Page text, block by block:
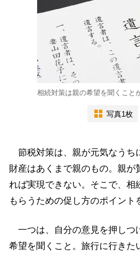
相続対策は親の希望を聞くこと
写真1枚
節税対策は、親が元気なうち
財産はあくまで親のもの。親が
れば実現できない。そこで、相
もらうための促し方のポイント
一つは、自分の意見を押しつ
希望を聞くこと。旅行に行きた